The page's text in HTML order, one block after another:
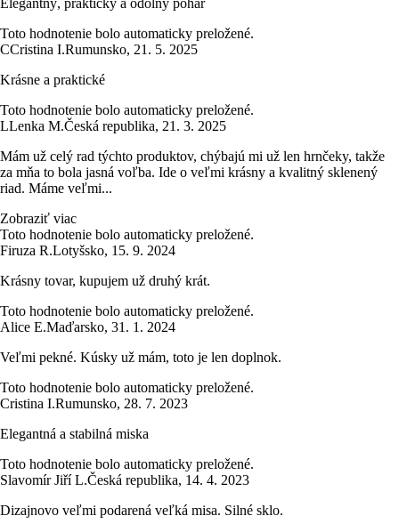
Elegantný, praktický a odolný pohár
Toto hodnotenie bolo automaticky preložené.
CCristina I.Rumunsko, 21. 5. 2025
Krásne a praktické
Toto hodnotenie bolo automaticky preložené.
LLenka M.Česká republika, 21. 3. 2025
Mám už celý rad týchto produktov, chýbajú mi už len hrnčeky, takže
za mňa to bola jasná voľba. Ide o veľmi krásny a kvalitný sklenený
riad. Máme veľmi...
Zobraziť viac
Toto hodnotenie bolo automaticky preložené.
Firuza R.Lotyšsko, 15. 9. 2024
Krásny tovar, kupujem už druhý krát.
Toto hodnotenie bolo automaticky preložené.
Alice E.Maďarsko, 31. 1. 2024
Veľmi pekné. Kúsky už mám, toto je len doplnok.
Toto hodnotenie bolo automaticky preložené.
Cristina I.Rumunsko, 28. 7. 2023
Elegantná a stabilná miska
Toto hodnotenie bolo automaticky preložené.
Slavomír Jiří L.Česká republika, 14. 4. 2023
Dizajnovo veľmi podarená veľká misa. Silné sklo.